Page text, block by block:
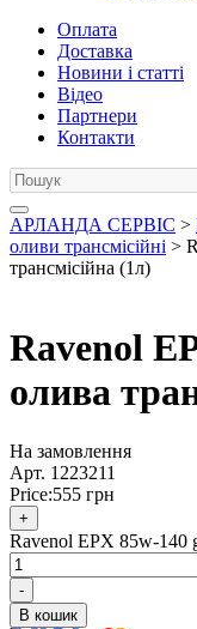
Оплата
Доставка
Новини і статті
Відео
Партнери
Контакти
АРЛАНДА СЕРВІС >
оливи трансмісійні >
трансмісійна (1л)
Ravenol
олива
На замовлення
Арт. 1223211
Price:555 грн
+
Ravenol EPX 85w-140
-
В кошик